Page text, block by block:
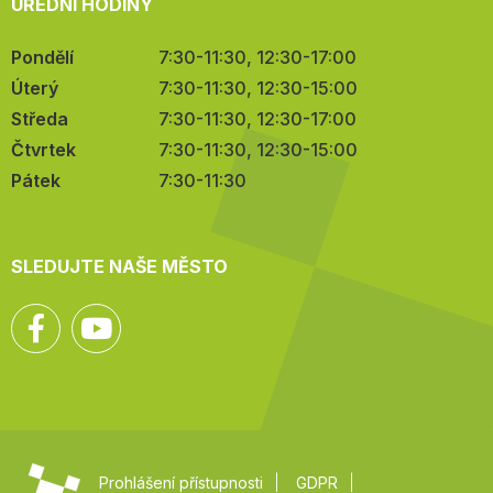
ÚŘEDNÍ HODINY
Pondělí
7:30-11:30, 12:30-17:00
Úterý
7:30-11:30, 12:30-15:00
Středa
7:30-11:30, 12:30-17:00
Čtvrtek
7:30-11:30, 12:30-15:00
Pátek
7:30-11:30
SLEDUJTE NAŠE MĚSTO
Facebook
Prohlášení přístupnosti GDPR